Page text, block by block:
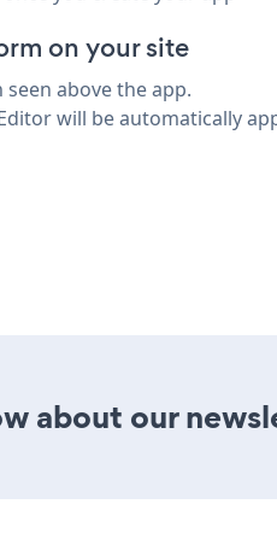
on your site
seen above the app.
will be automatically
about our